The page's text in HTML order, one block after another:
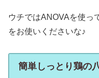
ウチではANOVAを使っ
をお使いくださいな♪
簡単しっとり鶏の